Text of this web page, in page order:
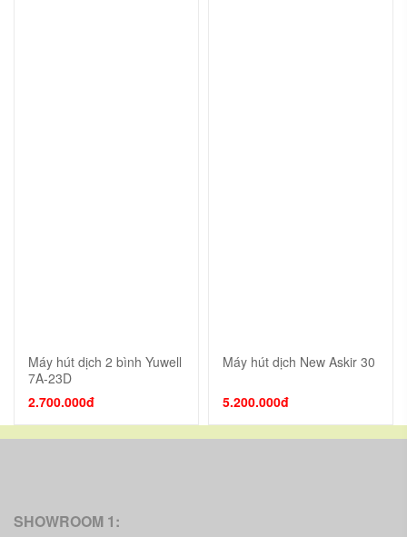
Máy hút dịch 2 bình Yuwell
7A-23D
2.700.000đ
Máy hút dịch New Askir 30
5.200.000đ
SHOWROOM 1: